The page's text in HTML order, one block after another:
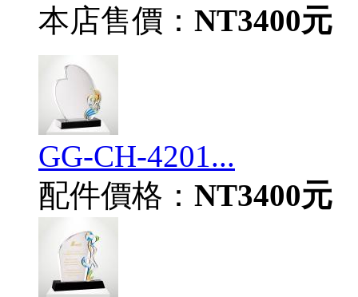
本店售價： NT3400元
GG-CH-4201...
配件價格： NT3400元